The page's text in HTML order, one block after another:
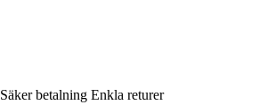
Säker betalning Enkla returer